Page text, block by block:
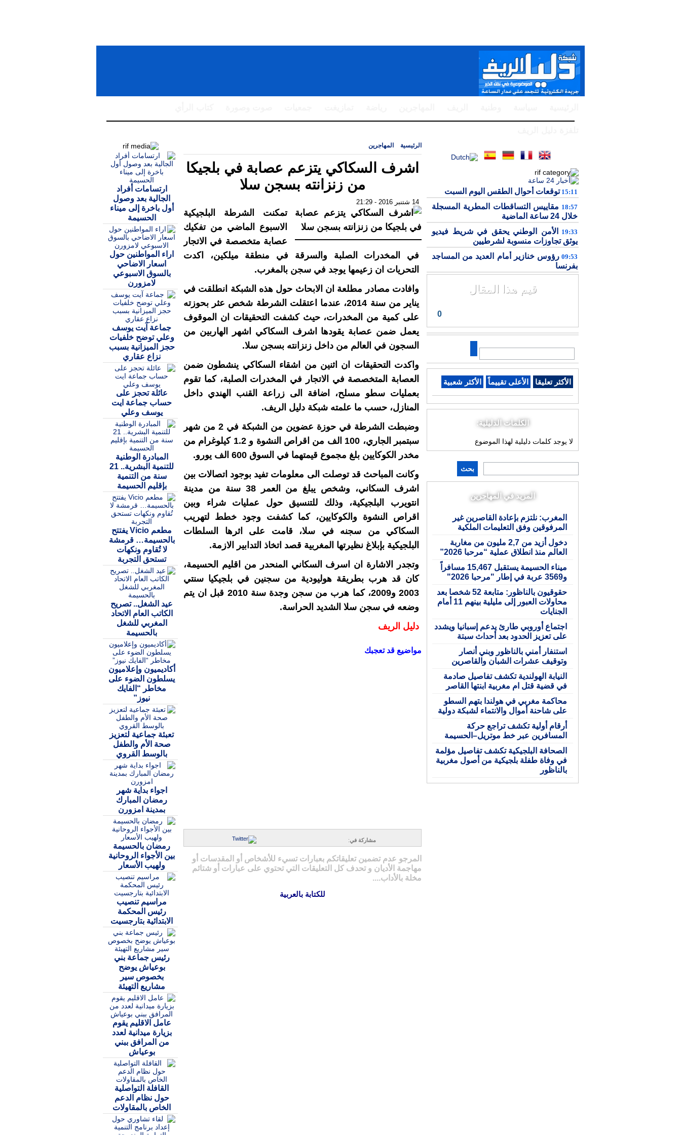
15:11 توقعات أحوال الطقس اليوم السبت
18:57 مقاييس التساقطات المطرية المسجلة
خلال 24 ساعة الماضية
19:33 الأمن الوطني يحقق في شريط فيديو
يوثق تجاوزات منسوبة لشرطيين
09:53 رؤوس خنازير أمام العديد من المساجد
بفرنسا
قيم هذا المقال
0
الأكثر تعليقا الأعلى تقييماً الأكثر شعبية
الكلمات الدليلية:
لا يوجد كلمات دليلية لهذا الموضوع
بحث
المزيد في المهاجرين
المغرب: نلتزم بإعادة القاصرين غير
المرفوقين وفق التعليمات الملكية
دخول أزيد من 2,7 مليون من مغاربة
العالم منذ انطلاق عملية “مرحبا 2026”
ميناء الحسيمة يستقبل 15,467 مسافراً
و3569 عربة في إطار "مرحبا 2026"
حقوقيون بالناظور: متابعة 52 شخصا بعد
محاولات العبور إلى مليلية بينهم 11 أمام
الجنايات
اجتماع أوروبي طارئ يدعم إسبانيا ويشدد
على تعزيز الحدود بعد أحداث سبتة
استنفار أمني بالناظور وبني أنصار
وتوقيف عشرات الشبان والقاصرين
النيابة الهولندية تكشف تفاصيل صادمة
في قضية قتل ام مغربية ابنتها القاصر
محاكمة مغربي في هولندا بتهم السطو
على شاحنة أموال والانتماء لشبكة دولية
أرقام أولية تكشف تراجع حركة
المسافرين عبر خط موتريل–الحسيمة
الصحافة البلجيكية تكشف تفاصيل مؤلمة
في وفاة طفلة بلجيكية من أصول مغربية
بالناظور
الرئيسية المهاجرين
اشرف السكاكي يتزعم عصابة في بلجيكا
من زنزانته بسجن سلا
14 شتنبر 2016 - 21:29
تمكنت الشرطة البلجيكية
الاسبوع الماضي من تفكيك
عصابة متخصصة في الاتجار
في المخدرات الصلبة والسرقة في منطقة ميلكين، اكدت
التحريات ان زعيمها يوجد في سجن بالمغرب.
وافادت مصادر مطلعة ان الابحاث حول هذه الشبكة انطلقت في
يناير من سنة 2014، عندما اعتقلت الشرطة شخص عثر بحوزته
على كمية من المخدرات، حيث كشفت التحقيقات ان الموقوف
يعمل ضمن عصابة يقودها اشرف السكاكي اشهر الهاربين من
السجون في العالم من داخل زنزانته بسجن سلا.
واكدت التحقيقات ان اثنين من اشقاء السكاكي ينشطون ضمن
العصابة المتخصصة في الاتجار في المخدرات الصلبة، كما تقوم
بعمليات سطو مسلح، اضافة الى زراعة القنب الهندي داخل
المنازل، حسب ما علمته شبكة دليل الريف.
وضبطت الشرطة في حوزة عضوين من الشبكة في 2 من شهر
سبتمبر الجاري، 100 الف من اقراص النشوة و 1.2 كيلوغرام من
مخدر الكوكايين بلغ مجموع قيمتهما في السوق 600 الف يورو.
وكانت المباحث قد توصلت الى معلومات تفيد بوجود اتصالات بين
اشرف السكاني، وشخص يبلغ من العمر 38 سنة من مدينة
انتويرب البلجيكية، وذلك للتنسيق حول عمليات شراء وبين
اقراص النشوة والكوكايين، كما كشفت وجود خطط لتهريب
السكاكي من سجنه في سلا، قامت على اثرها السلطات
البلجيكية بإبلاغ نظيرتها المغربية قصد اتخاذ التدابير الازمة.
وتجدر الاشارة ان اسرف السكاني المنحدر من اقليم الحسيمة،
كان قد هرب بطريقة هوليودية من سجنين في بلجيكيا سنتي
2003 و2009، كما هرب من سجن وجدة سنة 2010 قبل ان يتم
وضعه في سجن سلا الشديد الحراسة.
دليل الريف
مواضيع قد تعجبك
مشاركة في:
المرجو عدم تضمين تعليقاتكم بعبارات تسيء للأشخاص أو المقدسات أو
مهاجمة الأديان و تحدف كل التعليقات التي تحتوي على عبارات أو شتائم
مخلة بالأداب....
للكتابة بالعربية
ارتسامات أفراد
الجالية بعد وصول
أول باخرة إلى ميناء
الحسيمة
اراء المواطنين حول
اسعار الاضاحي
بالسوق الاسبوعي
لامزورن
جماعة آيت يوسف
وعلي توضح خلفيات
حجز الميزانية بسبب
نزاع عقاري
عائلة تحجز على
حساب جماعة ايت
يوسف وعلي
المبادرة الوطنية
للتنمية البشرية.. 21
سنة من التنمية
بإقليم الحسيمة
مطعم Vicio يفتتح
بالحسيمة… قرمشة
لا تُقاوم ونكهات
تستحق التجربة
عيد الشغل.. تصريح
الكاتب العام الاتحاد
المغربي للشغل
بالحسيمة
أكاديميون وإعلاميون
يسلطون الضوء على
مخاطر “الفايك
نيوز”
تعبئة جماعية لتعزيز
صحة الأم والطفل
بالوسط القروي
اجواء بداية شهر
رمضان المبارك
بمدينة امزورن
رمضان بالحسيمة
بين الأجواء الروحانية
ولهيب الأسعار
مراسيم تنصيب
رئيس المحكمة
الابتدائية بتارجسيت
رئيس جماعة بني
بوعياش يوضح
بخصوص سير
مشاريع التهيئة
عامل الاقليم يقوم
بزيارة ميدانية لعدد
من المرافق ببني
بوعياش
القافلة التواصلية
حول نظام الدعم
الخاص بالمقاولات